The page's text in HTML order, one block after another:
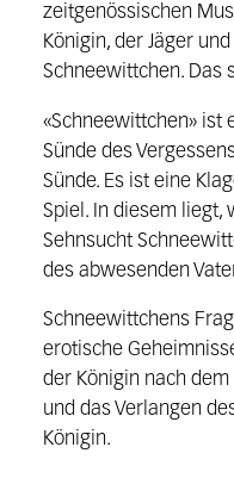
zeitgenössischen
Königin, der Jäger
Schneewittchen. Das
«Schneewittchen» ist
Sünde des
Sünde. Es ist eine
Spiel. In diesem liegt,
Sehnsucht
des abwesenden
Schneewittchens
erotische
der Königin nach
und das Verlangen
Königin.